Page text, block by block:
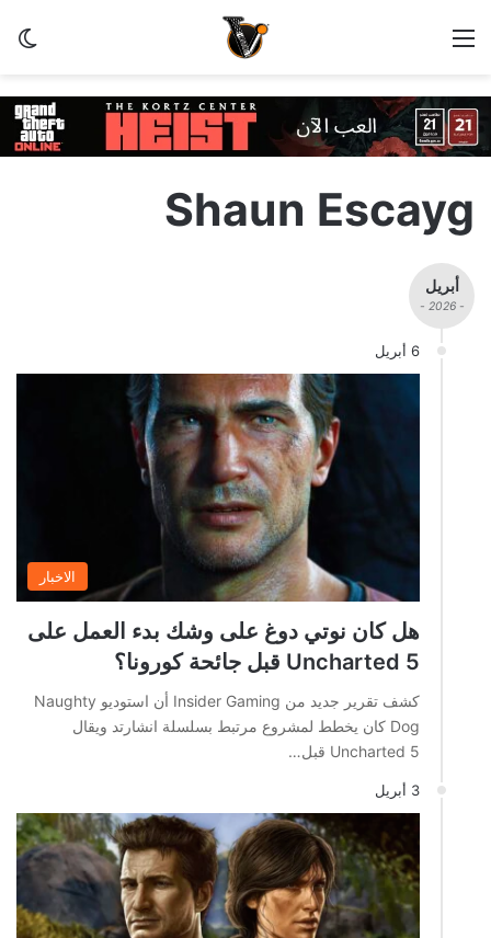
القائمة
Shaun Escayg
أبريل
- 2026 -
6 أبريل
الاخبار
هل كان نوتي دوغ على وشك بدء العمل على
Uncharted 5 قبل جائحة كورونا؟
كشف تقرير جديد من Insider Gaming أن استوديو Naughty
Dog كان يخطط لمشروع مرتبط بسلسلة انشارتد ويقال
Uncharted 5 قبل…
3 أبريل